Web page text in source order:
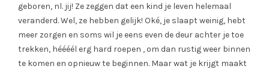
geboren, nl. jij! Ze zeggen dat een kind je leven helemaal
veranderd. Wel, ze hebben gelijk! Oké, je slaapt weinig, hebt
meer zorgen en soms wil je eens even de deur achter je toe
trekken, héééél erg hard roepen , om dan rustig weer binnen
te komen en opnieuw te beginnen. Maar wat je krijgt maakt